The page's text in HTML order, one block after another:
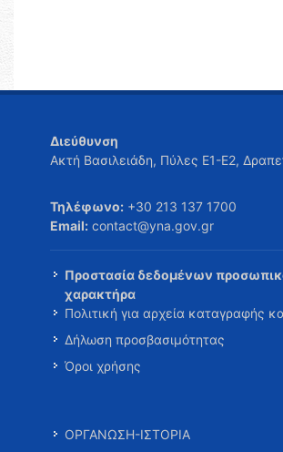
Διεύθυνση
Ακτή Βασιλειάδη, Πύλες Ε1-Ε2,
Τηλέφωνο: +30 213 137 1700
Email: contact@yna.gov.gr
Προστασία δεδομένων
χαρακτήρα
Πολιτική για αρχεία καταγραφής
Δήλωση προσβασιμότητας
Όροι χρήσης
ΟΡΓΑΝΩΣΗ-ΙΣΤΟΡΙΑ